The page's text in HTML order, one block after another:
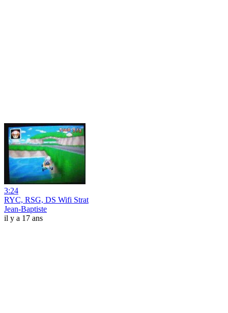
3:24
RYC, RSG, DS Wifi Strat
Jean-Baptiste
il y a 17 ans